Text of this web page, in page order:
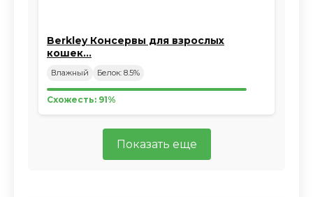
Berkley Консервы для взрослых
кошек…
Влажный Белок: 8.5%
Схожесть: 91%
Показать еще